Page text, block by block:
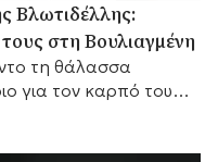
Βλωτιδέλλης:
στη Βουλιαγμένη
τη θάλασσα
για τον καρπό του